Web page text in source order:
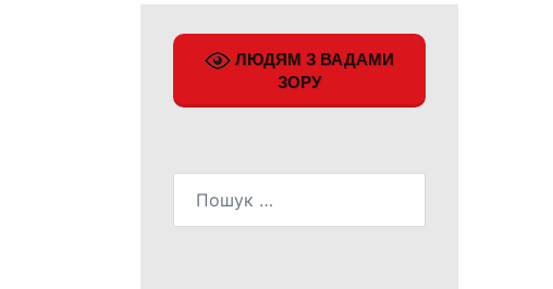
ЛЮДЯМ З ВАДАМИ
ЗОРУ